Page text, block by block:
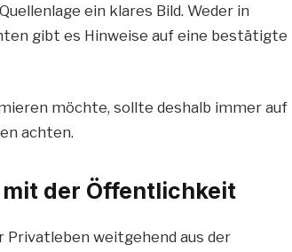
ein klares Bild. Weder in
gibt es Hinweise auf eine bestätigte
möchte, sollte deshalb immer auf
achten.
mit der Öffentlichkeit
Privatleben weitgehend aus der